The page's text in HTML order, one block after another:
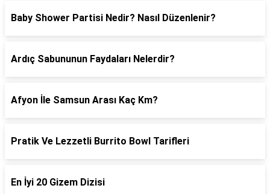
Baby Shower Partisi Nedir? Nasıl Düzenlenir?
Ardıç Sabununun Faydaları Nelerdir?
Afyon İle Samsun Arası Kaç Km?
Pratik Ve Lezzetli Burrito Bowl Tarifleri
En İyi 20 Gizem Dizisi